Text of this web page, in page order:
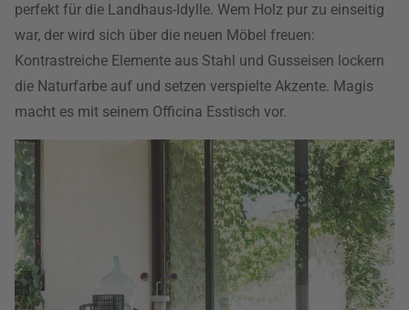
perfekt für die Landhaus-Idylle. Wem Holz pur zu einseitig
war, der wird sich über die neuen Möbel freuen:
Kontrastreiche Elemente aus Stahl und Gusseisen lockern
die Naturfarbe auf und setzen verspielte Akzente. Magis
macht es mit seinem Officina Esstisch vor.